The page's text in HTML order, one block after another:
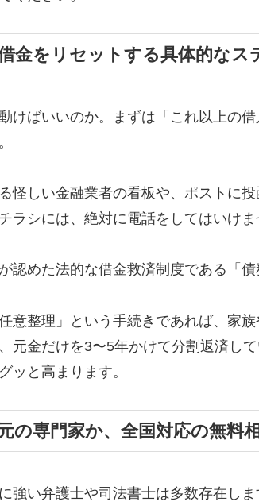
金をリセットする具体的なス
けばいいのか。まずは「これ以上の
怪しい金融業者の看板や、ポストに
ラシには、絶対に電話をしてはいけま
認めた法的な借金救済制度である「債
意整理」という手続きであれば、家
元金だけを3〜5年かけて分割返済し
ッと高まります。
の専門家か、全国対応の無料
強い弁護士や司法書士は多数存在し